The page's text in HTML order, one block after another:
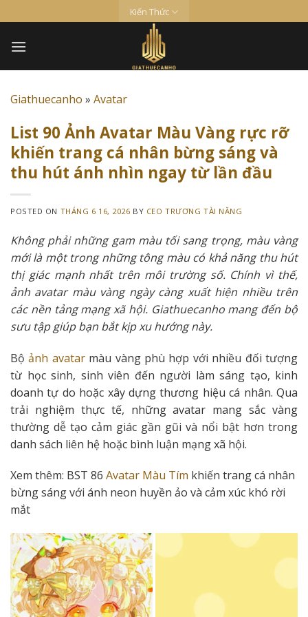
to
content
Kiến Thức
Giathuecanho » Avatar
List 90 Ảnh Avatar Màu Vàng rực rỡ
khiến trang cá nhân bừng sáng và
thu hút ánh nhìn ngay từ lần đầu
POSTED ON THÁNG 6 16, 2026 BY CEO TRƯƠNG TÀI NĂNG
Không phải những gam màu tối sang trọng, màu vàng
mới là một trong những tông màu có khả năng thu hút
thị giác mạnh nhất trên môi trường số. Chính vì thế,
ảnh avatar màu vàng ngày càng xuất hiện nhiều trên
các nền tảng mạng xã hội. Giathuecanho mang đến bộ
sưu tập giúp bạn bắt kịp xu hướng này.
Bộảnh avatarmàu vàng phù hợp với nhiều đối tượng
từ học sinh, sinh viên đến người làm sáng tạo, kinh
doanh tự do hoặc xây dựng thương hiệu cá nhân. Qua
trải nghiệm thực tế, những avatar mang sắc vàng
thường dễ tạo cảm giác gần gũi và nổi bật hơn trong
danh sách liên hệ hoặc bình luận mạng xã hội.
Xem thêm: BST 86 Avatar Màu Tím khiến trang cá nhân
bừng sáng với ánh neon huyền ảo và cảm xúc khó rời
mắt